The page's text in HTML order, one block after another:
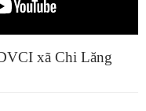
xã Chi Lăng